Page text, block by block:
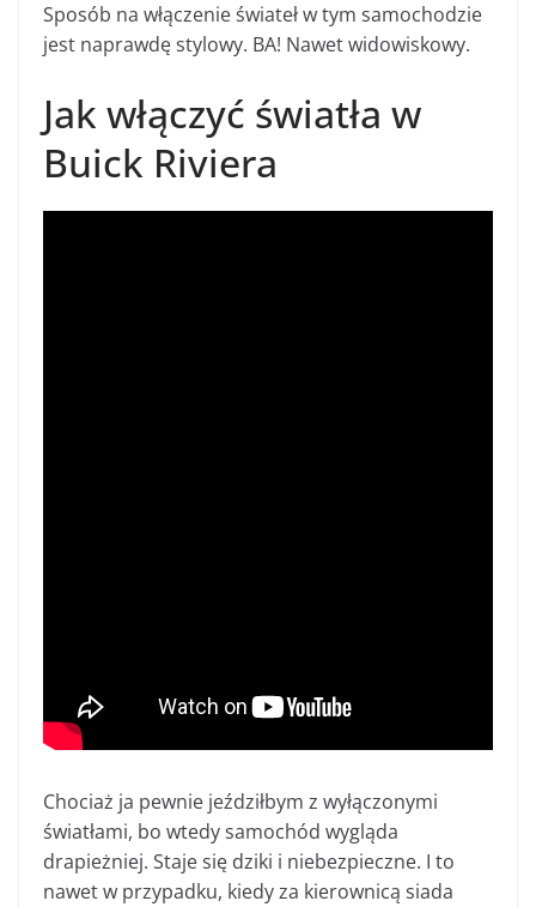
Sposób na włączenie świateł w tym samochodzie
jest naprawdę stylowy. BA! Nawet widowiskowy.
Jak włączyć światła w
Buick Riviera
Chociaż ja pewnie jeździłbym z wyłączonymi
światłami, bo wtedy samochód wygląda
drapieżniej. Staje się dziki i niebezpieczne. I to
nawet w przypadku, kiedy za kierownicą siada